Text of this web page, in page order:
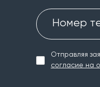
Номер
Отправляя
согласие на